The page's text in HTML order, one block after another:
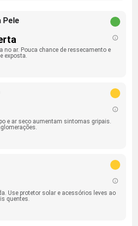
Pele
no ar. Pouca chance de ressecamento e
exposta.
e ar seco aumentam sintomas gripais.
Use protetor solar e acessórios leves ao
quentes.